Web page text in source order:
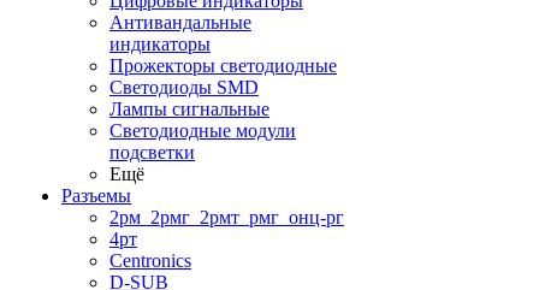
Антивандальные
индикаторы
Прожекторы светодиодные
Светодиоды SMD
Лампы сигнальные
Светодиодные модули
подсветки
Ещё
Разъемы
2рм_2рмг_2рмт_рмг_онц-рг
4рт
Centronics
D-SUB